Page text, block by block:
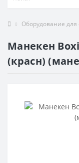
Оборудование для
Манекен
(красн)